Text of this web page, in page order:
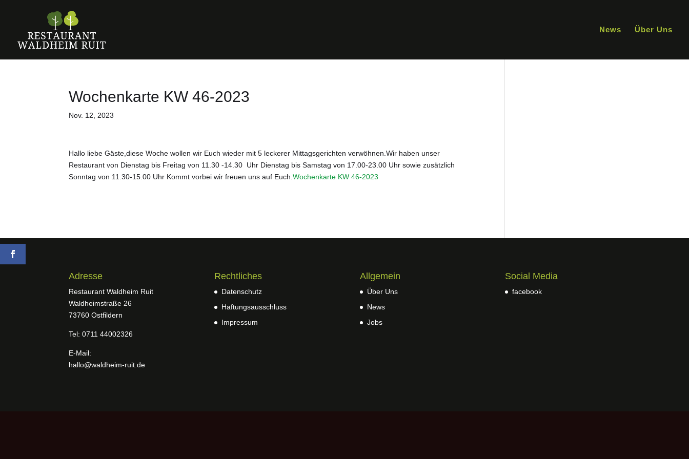
News Über Uns
Wochenkarte KW 46-2023
Nov. 12, 2023
Hallo liebe Gäste,diese Woche wollen wir Euch wieder mit 5 leckerer Mittagsgerichten verwöhnen.Wir haben unser
Restaurant von Dienstag bis Freitag von 11.30 -14.30 Uhr Dienstag bis Samstag von 17.00-23.00 Uhr sowie zusätzlich
Sonntag von 11.30-15.00 Uhr Kommt vorbei wir freuen uns auf Euch.Wochenkarte KW 46-2023
Adresse
Restaurant Waldheim Ruit
Waldheimstraße 26
73760 Ostfildern
Tel: 0711 44002326
E-Mail:
hallo@waldheim-ruit.de
Rechtliches
Datenschutz
Haftungsausschluss
Impressum
Allgemein
Über Uns
News
Jobs
Social Media
facebook